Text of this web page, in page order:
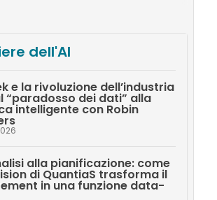
dell'AI
e la rivoluzione dell’industria
“paradosso dei dati” alla
intelligente con Robin
alla pianificazione: come
di QuantiaS trasforma il
in una funzione data-